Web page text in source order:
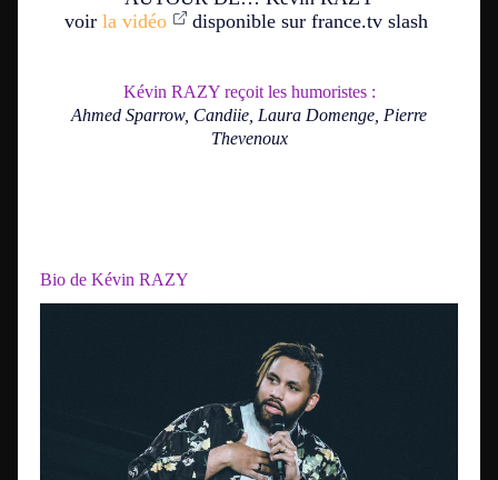
voir la vidéo disponible sur france.tv slash
Kévin RAZY reçoit les humoristes :
Ahmed Sparrow, Candiie, Laura Domenge, Pierre
Thevenoux
Bio de Kévin RAZY